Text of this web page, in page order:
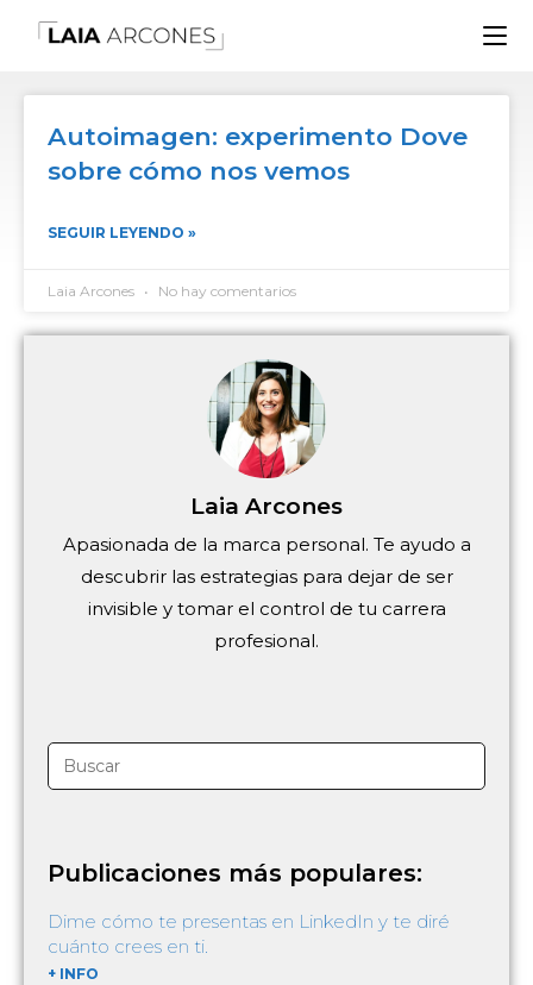
Autoimagen: experimento Dove
sobre cómo nos vemos
SEGUIR LEYENDO »
Laia Arcones No hay comentarios
Laia Arcones
Apasionada de la marca personal. Te ayudo a
descubrir las estrategias para dejar de ser
invisible y tomar el control de tu carrera
profesional.
Publicaciones más populares:
Dime cómo te presentas en LinkedIn y te diré
cuánto crees en ti.
+ INFO